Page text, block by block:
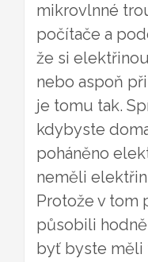
mikrovlnné
počítače a
že si
nebo aspoň
je tomu tak.
kdybyste
poháněno
neměli
Protože v tom
působili
byť byste měli